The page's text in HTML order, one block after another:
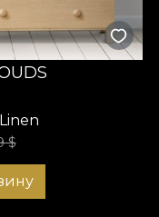
$